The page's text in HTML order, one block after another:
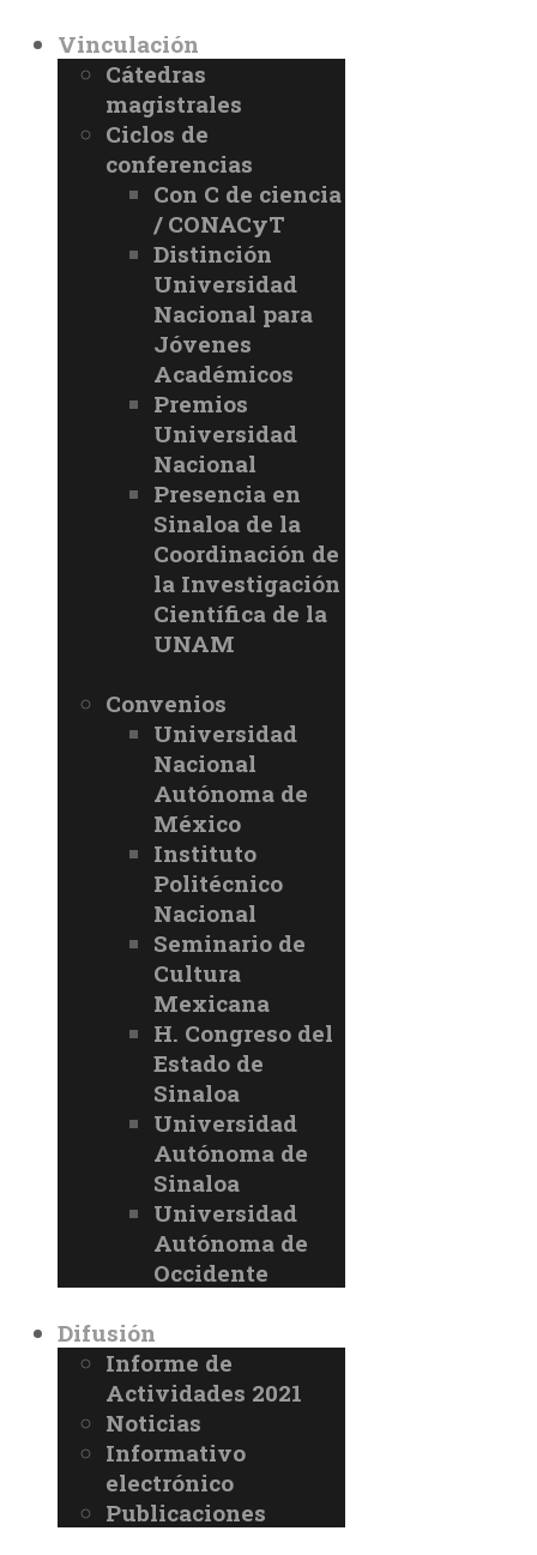
Vinculación
Cátedras
magistrales
Ciclos de
conferencias
Con C de ciencia
/ CONACyT
Distinción
Universidad
Nacional para
Jóvenes
Académicos
Premios
Universidad
Nacional
Presencia en
Sinaloa de la
Coordinación de
la Investigación
Científica de la
UNAM
Convenios
Universidad
Nacional
Autónoma de
México
Instituto
Politécnico
Nacional
Seminario de
Cultura
Mexicana
H. Congreso del
Estado de
Sinaloa
Universidad
Autónoma de
Sinaloa
Universidad
Autónoma de
Occidente
Difusión
Informe de
Actividades 2021
Noticias
Informativo
electrónico
Publicaciones